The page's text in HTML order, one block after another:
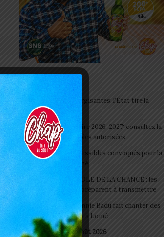
Togo/ Boissons énergisantes: l’État tire la
sonnette d’alarme
Togo/ Rentrée scolaire 2026-2027: consultez la
liste officielle des écoles autorisées
ESSAL 2026 : les admissibles convoqués pour la
visite médicale à Lomé
SWEDD+ Togo / ECOLE DE LA CHANCE : les
maitres-artisans se préparent à transmettre
Glory Night 2026: Sonnie Badu fait chanter des
milliers de personnes à Lomé
août 2026